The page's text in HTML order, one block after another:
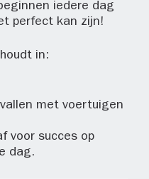
iedere dag
perfect kan zijn!
in:
met voertuigen
voor succes op
dag.